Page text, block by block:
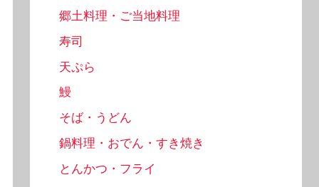
郷土料理・ご当地料理
寿司
天ぷら
鰻
そば・うどん
鍋料理・おでん・すき焼き
とんかつ・フライ